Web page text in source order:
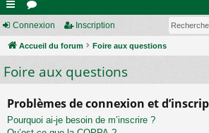
ac
co
ur
s
or
u
m
Connexion Inscription
Accueil du forum Foire aux questions
Foire aux questions
Problèmes de connexion et
Pourquoi ai-je besoin de m’inscrire ?